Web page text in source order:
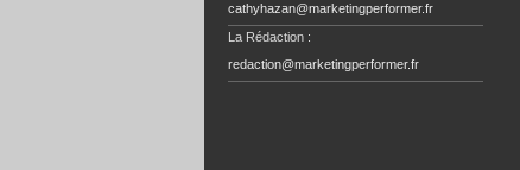
cathyhazan@marketingperformer.fr
La Rédaction :
redaction@marketingperformer.fr